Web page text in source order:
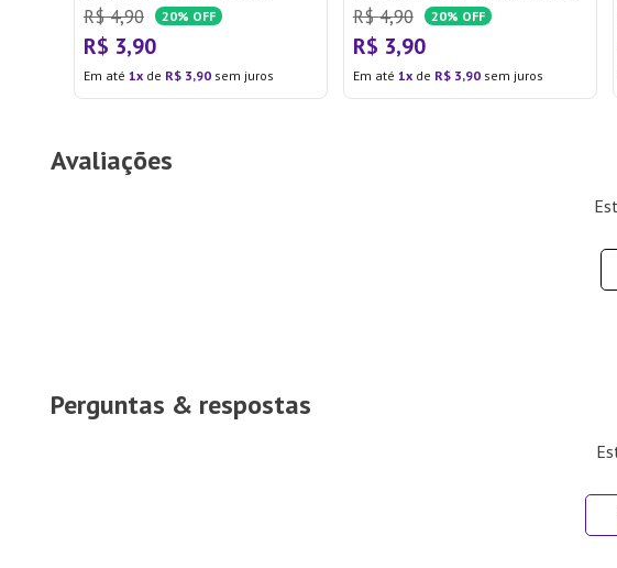
R$ 4,90 20% OFF
R$ 3,90
Em até 1 de R$ 3,90sem juros
R$ 4,90 20% OFF
R$ 3,90
Em até 1 de R$ 3,90sem juros
Avaliações
Perguntas & respostas